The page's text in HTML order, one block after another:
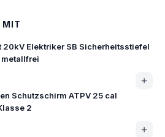
MIT
20kV Elektriker SB Sicherheitsstiefel
Schutzschirm ATPV 25 cal
2